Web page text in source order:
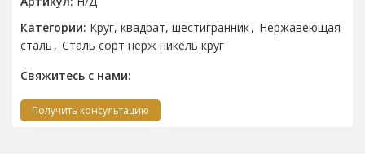
Категории: Круг, квадрат, шестигранник, Нержавеющая
сталь , Сталь сорт нерж никель круг
Свяжитесь с нами:
Получить консультацию